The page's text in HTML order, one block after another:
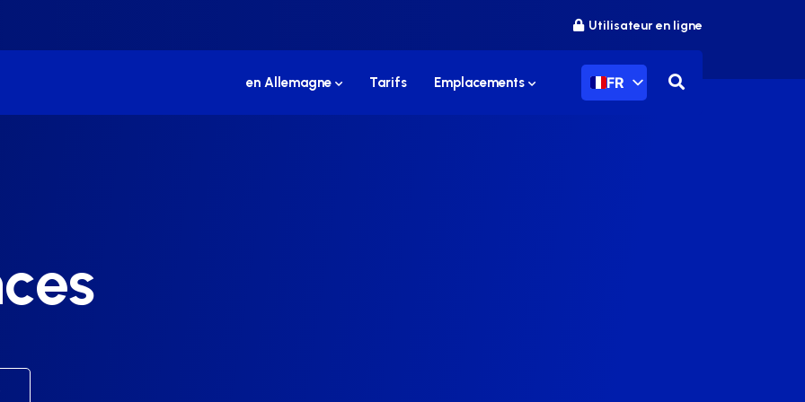
Utilisateur en ligne
en Allemagne Tarifs Emplacements FR